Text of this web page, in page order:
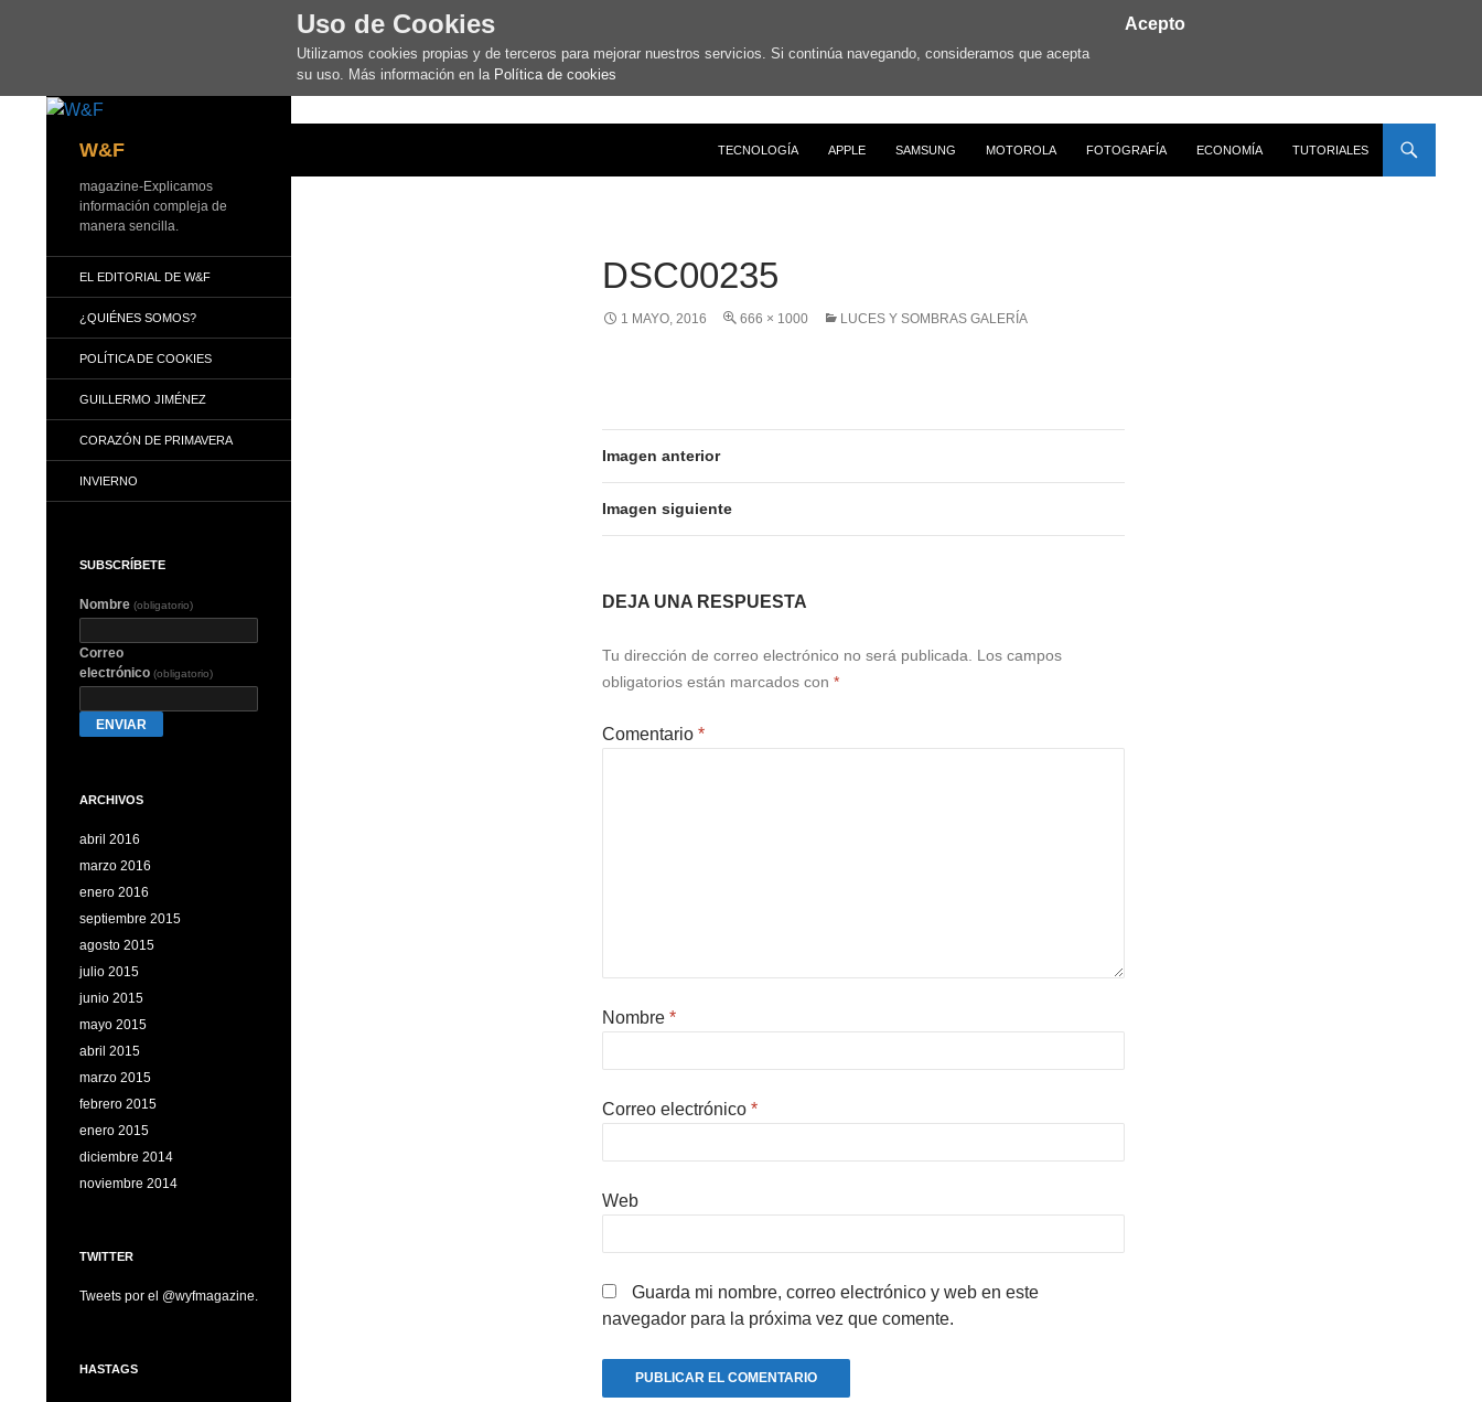
Uso de Cookies
Utilizamos cookies propias y de terceros para mejorar nuestros servicios. Si continúa navegando, consideramos que acepta
su uso. Más información en la Política de cookies
Acepto
W&F
TECNOLOGÍA
APPLE SAMSUNG MOTOROLA FOTOGRAFÍA ECONOMÍA TUTORIALES
DSC00235
1 MAYO, 2016 666 × 1000 LUCES Y SOMBRAS GALERÍA
Imagen anterior
Imagen siguiente
DEJA UNA RESPUESTA
Tu dirección de correo electrónico no será publicada.
Los campos
obligatorios están marcados con *
Comentario *
Nombre *
Correo electrónico *
Web
Guarda mi nombre, correo electrónico y web en este
navegador para la próxima vez que comente.
magazine-Explicamos
información compleja de
manera sencilla.
EL EDITORIAL DE W&F
¿QUIÉNES SOMOS?
POLÍTICA DE COOKIES
GUILLERMO JIMÉNEZ
CORAZÓN DE PRIMAVERA
INVIERNO
SUBSCRÍBETE
Nombre (obligatorio)
Correo
electrónico (obligatorio)
ENVIAR
ARCHIVOS
abril 2016
marzo 2016
enero 2016
septiembre 2015
agosto 2015
julio 2015
junio 2015
mayo 2015
abril 2015
marzo 2015
febrero 2015
enero 2015
diciembre 2014
noviembre 2014
TWITTER
Tweets por el @wyfmagazine.
HASTAGS